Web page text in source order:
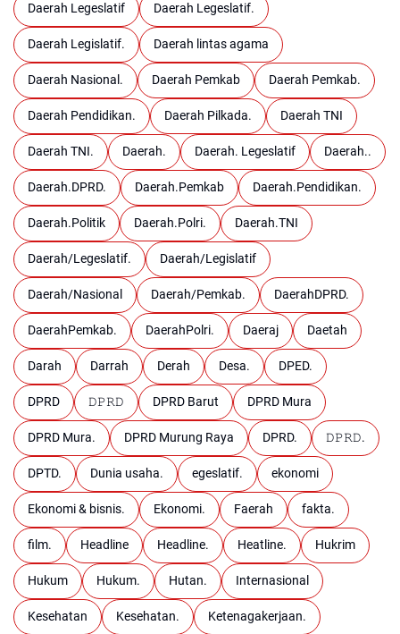
Daerah Legeslatif Daerah Legeslatif.
Daerah Legislatif. Daerah lintas agama
Daerah Nasional. Daerah Pemkab Daerah Pemkab.
Daerah Pendidikan. Daerah Pilkada. Daerah TNI
Daerah TNI. Daerah. Daerah. Legeslatif Daerah..
Daerah.DPRD. Daerah.Pemkab Daerah.Pendidikan.
Daerah.Politik Daerah.Polri. Daerah.TNI
Daerah/Legeslatif. Daerah/Legislatif
Daerah/Nasional Daerah/Pemkab. DaerahDPRD.
DaerahPemkab. DaerahPolri. Daeraj Daetah
Darah Darrah Derah Desa. DPED.
DPRD 𝙳𝙿𝚁𝙳 DPRD Barut DPRD Mura
DPRD Mura. DPRD Murung Raya DPRD. 𝙳𝙿𝚁𝙳.
DPTD. Dunia usaha. egeslatif. ekonomi
Ekonomi & bisnis. Ekonomi. Faerah fakta.
film. Headline Headline. Heatline. Hukrim
Hukum Hukum. Hutan. Internasional
Kesehatan Kesehatan. Ketenagakerjaan.